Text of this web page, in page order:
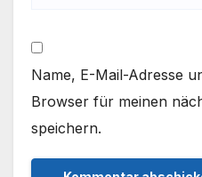
Name, E-Mail-Adresse
Browser für meinen
speichern.